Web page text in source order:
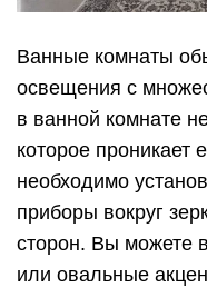
Ванные комнаты
освещения с
в ванной комнате
которое проникает
необходимо
приборы вокруг
сторон. Вы можете
или овальные